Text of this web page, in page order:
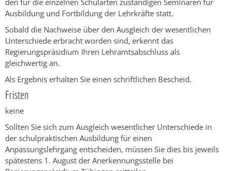
den für die einzelnen Schularten zuständigen Seminaren für
Ausbildung und Fortbildung der Lehrkräfte statt.
Sobald die Nachweise über den Ausgleich der wesentlichen
Unterschiede erbracht worden sind, erkennt das
Regierungspräsidium Ihren Lehramtsabschluss als
gleichwertig an.
Als Ergebnis erhalten Sie einen schriftlichen Bescheid.
Fristen
keine
Sollten Sie sich zum Ausgleich wesentlicher Unterschiede in
der schulpraktischen Ausbildung für einen
Anpassungslehrgang entscheiden, müssen Sie dies bis jeweils
spätestens 1. August der Anerkennungsstelle bei